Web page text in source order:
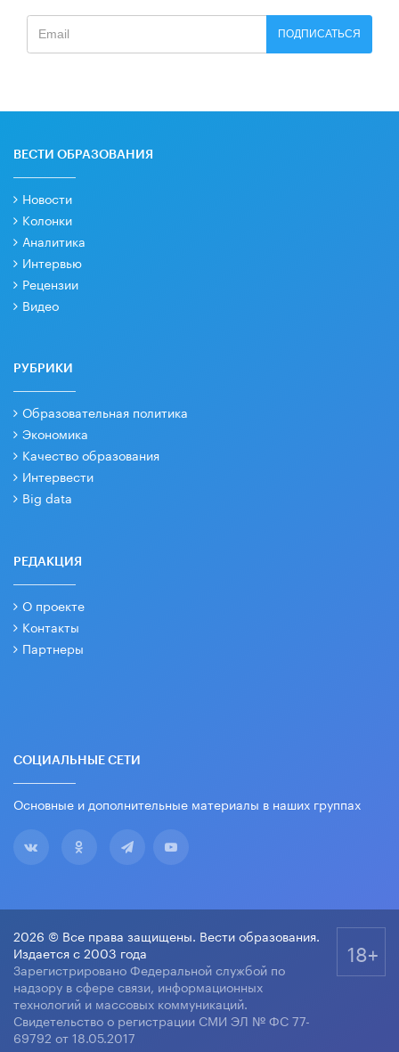
ПОДПИСАТЬСЯ
ВЕСТИ ОБРАЗОВАНИЯ
Новости
Колонки
Аналитика
Интервью
Рецензии
Видео
РУБРИКИ
Образовательная политика
Экономика
Качество образования
Интервести
Big data
РЕДАКЦИЯ
О проекте
Контакты
Партнеры
СОЦИАЛЬНЫЕ СЕТИ
Основные и дополнительные материалы в наших группах
2026 © Все права защищены. Вести образования.
Издается с 2003 года
Зарегистрировано Федеральной службой по
надзору в сфере связи, информационных
технологий и массовых коммуникаций.
Свидетельство о регистрации СМИ ЭЛ № ФС 77-
69792 от 18.05.2017
18+